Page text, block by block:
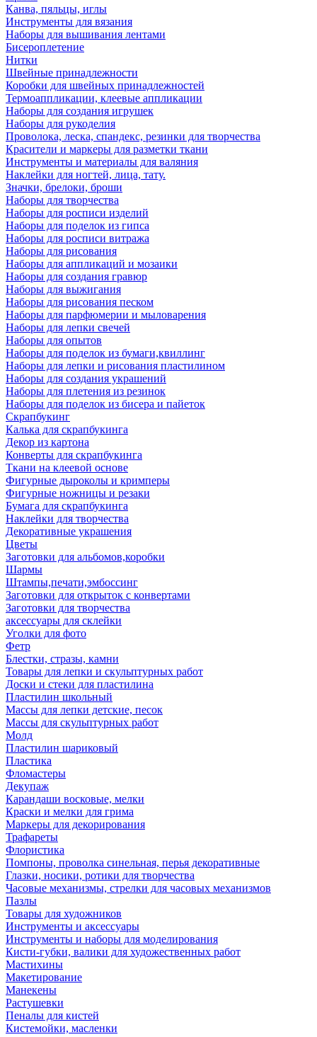
Канва, пяльцы, иглы
Инструменты для вязания
Наборы для вышивания лентами
Бисероплетение
Нитки
Швейные принадлежности
Коробки для швейных принадлежностей
Термоаппликации, клеевые аппликации
Наборы для создания игрушек
Наборы для рукоделия
Проволока, леска, спандекс, резинки для творчества
Красители и маркеры для разметки ткани
Инструменты и материалы для валяния
Наклейки для ногтей, лица, тату.
Значки, брелоки, броши
Наборы для творчества
Наборы для росписи изделий
Наборы для поделок из гипса
Наборы для росписи витража
Наборы для рисования
Наборы для аппликаций и мозаики
Наборы для создания гравюр
Наборы для выжигания
Наборы для рисования песком
Наборы для парфюмерии и мыловарения
Наборы для лепки свечей
Наборы для опытов
Наборы для поделок из бумаги,квиллинг
Наборы для лепки и рисования пластилином
Наборы для создания украшений
Наборы для плетения из резинок
Наборы для поделок из бисера и пайеток
Скрапбукинг
Калька для скрапбукинга
Декор из картона
Конверты для скрапбукинга
Ткани на клеевой основе
Фигурные дыроколы и кримперы
Фигурные ножницы и резаки
Бумага для скрапбукинга
Наклейки для творчества
Декоративные украшения
Цветы
Заготовки для альбомов,коробки
Шармы
Штампы,печати,эмбоссинг
Заготовки для открыток с конвертами
Заготовки для творчества
аксессуары для склейки
Уголки для фото
Фетр
Блестки, стразы, камни
Товары для лепки и скульптурных работ
Доски и стеки для пластилина
Пластилин школьный
Массы для лепки детские, песок
Массы для скульптурных работ
Молд
Пластилин шариковый
Пластика
Фломастеры
Декупаж
Карандаши восковые, мелки
Краски и мелки для грима
Маркеры для декорирования
Трафареты
Флористика
Помпоны, проволка синельная, перья декоративные
Глазки, носики, ротики для творчества
Часовые механизмы, стрелки для часовых механизмов
Пазлы
Товары для художников
Инструменты и аксессуары
Инструменты и наборы для моделирования
Кисти-губки, валики для художественных работ
Мастихины
Макетирование
Манекены
Растушевки
Пеналы для кистей
Кистемойки, масленки